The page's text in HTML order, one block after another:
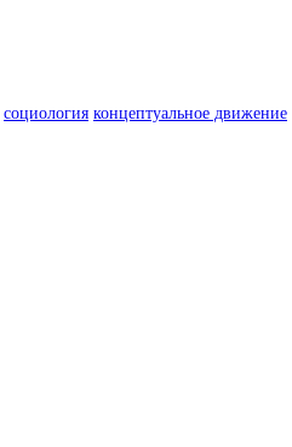
социология концептуальное движение